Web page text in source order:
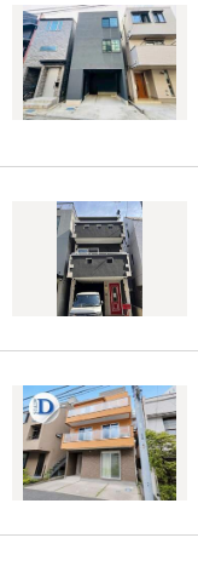
取
る
・
条
保
す
る